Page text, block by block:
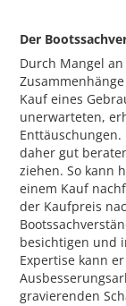
Der
Durch Mangel
Kauf eines
unerwarteten,
daher gut
ziehen. So kann
einem Kauf
der Kaufpreis
besichtigen und
Expertise kann
gravierenden